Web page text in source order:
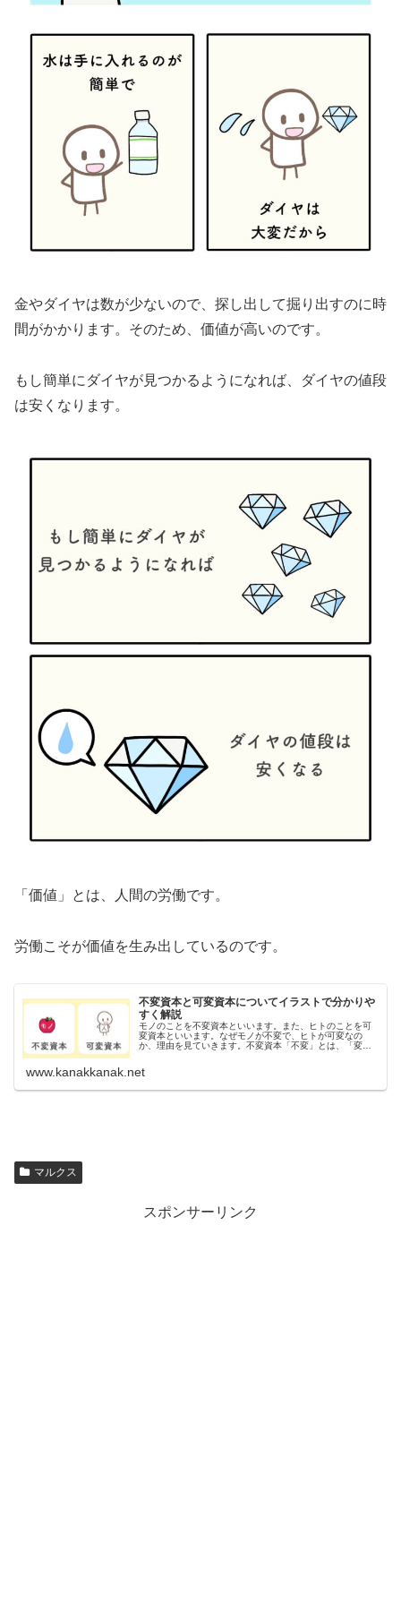
金やダイヤは数が少ないので、探し出して掘り出すのに時
間がかかります。そのため、価値が高いのです。
もし簡単にダイヤが見つかるようになれば、ダイヤの値段
は安くなります。
「価値」とは、人間の労働です。
労働こそが価値を生み出しているのです。
不変資本と可変資本についてイラストで分かりや
すく解説
モノのことを不変資本といいます。また、ヒトのことを可
変資本といいます。なぜモノが不変で、ヒトが可変なの
か、理由を見ていきます。不変資本「不変」とは、「変わ
www.kanakkanak.net
マルクス
スポンサーリンク